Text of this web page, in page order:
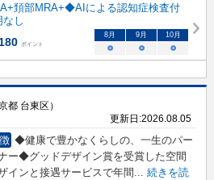
頚部MRA+◆AIによる認知症検査付
し
180 ポイント
8 月 9 月 10月
○ ○ ○
都 台東区）
更新日:2026.08.05
◆健康で豊かなくらしの、一生のパー
ー◆グッドデザイン賞を受賞した空間
インと接遇サービスで年間 ... 続きを読